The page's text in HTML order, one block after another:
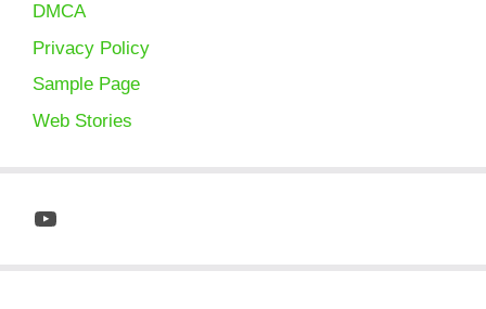
DMCA
Privacy Policy
Sample Page
Web Stories
YouTube